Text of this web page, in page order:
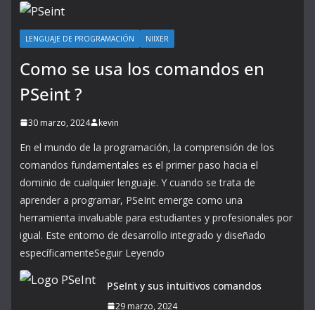
LENGUAJE DE PROGRAMACIÓN NIIXER
Como se usa los comandos en
PSeint ?
30 marzo, 2024 kevin
En el mundo de la programación, la comprensión de los
comandos fundamentales es el primer paso hacia el
dominio de cualquier lenguaje. Y cuando se trata de
aprender a programar, PSeInt emerge como una
herramienta invaluable para estudiantes y profesionales por
igual. Este entorno de desarrollo integrado y diseñado
específicamenteSeguir Leyendo
PSeInt y sus intuitivos comandos
29 marzo, 2024